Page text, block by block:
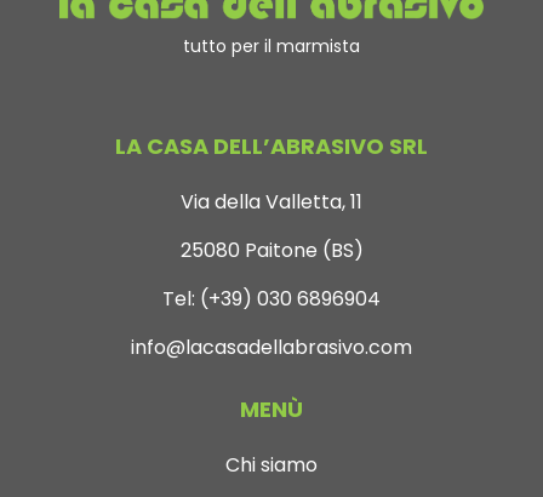
tutto per il marmista
LA CASA DELL’ABRASIVO SRL
Via della Valletta, 11
25080 Paitone (BS)
Tel: (+39) 030 6896904
info@lacasadellabrasivo.com
MENÙ
Chi siamo